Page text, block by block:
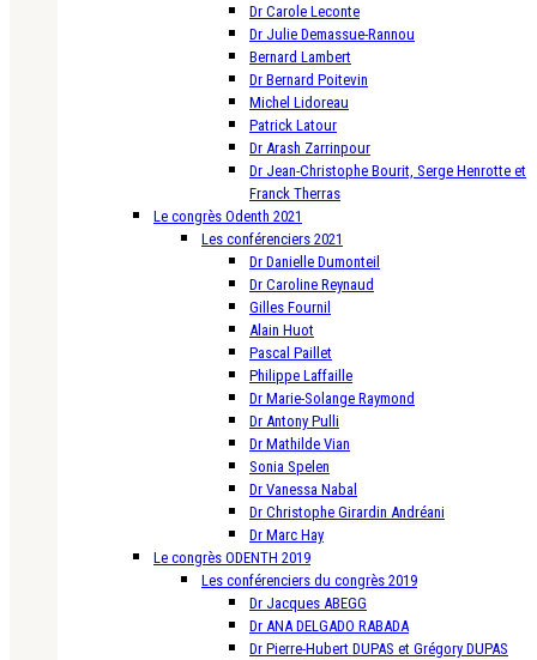
Dr Carole Leconte
Dr Julie Demassue-Rannou
Bernard Lambert
Dr Bernard Poitevin
Michel Lidoreau
Patrick Latour
Dr Arash Zarrinpour
Dr Jean-Christophe Bourit, Serge Henrotte et
Franck Therras
Le congrès Odenth 2021
Les conférenciers 2021
Dr Danielle Dumonteil
Dr Caroline Reynaud
Gilles Fournil
Alain Huot
Pascal Paillet
Philippe Laffaille
Dr Marie-Solange Raymond
Dr Antony Pulli
Dr Mathilde Vian
Sonia Spelen
Dr Vanessa Nabal
Dr Christophe Girardin Andréani
Dr Marc Hay
Le congrès ODENTH 2019
Les conférenciers du congrès 2019
Dr Jacques ABEGG
Dr ANA DELGADO RABADA
Dr Pierre-Hubert DUPAS et Grégory DUPAS